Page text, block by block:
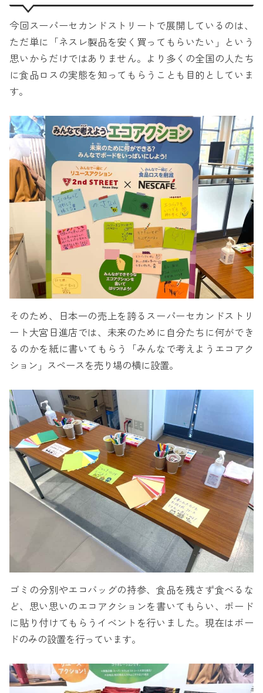
今回スーパーセカンドストリートで展開しているのは、
ただ単に「ネスレ製品を安く買ってもらいたい」という
思いからだけではありません。より多くの全国の人たち
に食品ロスの実態を知ってもらうことも目的としていま
す。
そのため、日本一の売上を誇るスーパーセカンドストリ
ート大宮日進店では、未来のために自分たちに何ができ
るのかを紙に書いてもらう「みんなで考えようエコアク
ション」スペースを売り場の横に設置。
ゴミの分別やエコバッグの持参、食品を残さず食べるな
ど、思い思いのエコアクションを書いてもらい、ボード
に貼り付けてもらうイベントを行いました。現在はボー
ドのみの設置を行っています。